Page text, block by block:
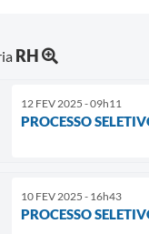
RH
12 FEV 2025 - 09h11
PROCESSO
10 FEV 2025 - 16h43
PROCESSO